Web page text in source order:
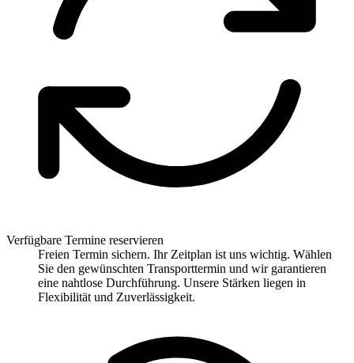
Verfügbare Termine reservieren
Freien Termin sichern. Ihr Zeitplan ist uns wichtig. Wählen
Sie den gewünschten Transporttermin und wir garantieren
eine nahtlose Durchführung. Unsere Stärken liegen in
Flexibilität und Zuverlässigkeit.